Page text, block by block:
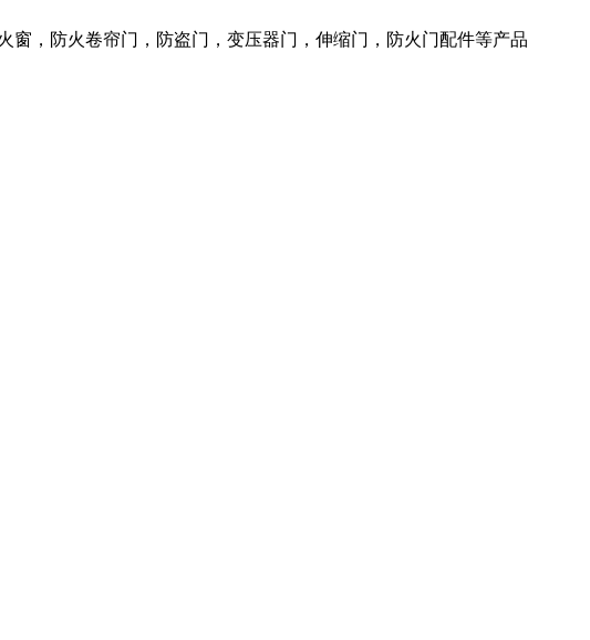
，防火卷帘门，防盗门，变压器门，伸缩门，防火门配件等产品